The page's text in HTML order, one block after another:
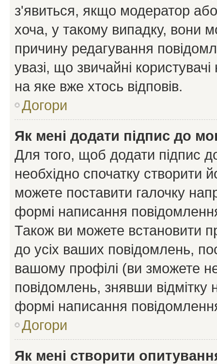
з'явиться, якщо модератор
хоча, у такому випадку, вони
причину редагування
увазі, що звичайні
на яке вже хтось відповів.
Догори
Як мені додати підпис до
Для того, щоб додати підпис
необхідно спочатку створити
можете поставити галочку
формі написання
Також ви можете встановити
до усіх ваших повідомлень,
вашому профілі (ви зможете
повідомлень, знявши відмітку
формі написання
Догори
Як мені створити